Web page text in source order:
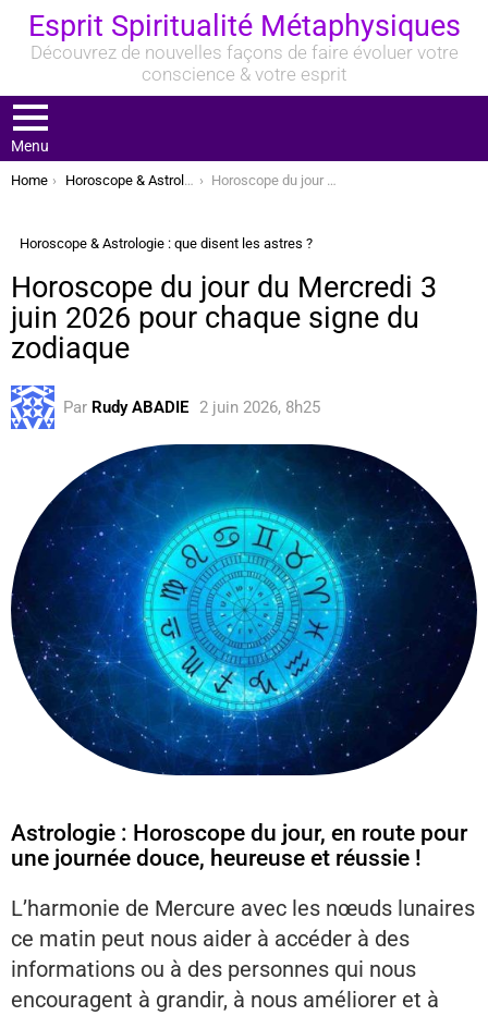
Esprit Spiritualité Métaphysiques
Découvrez de nouvelles façons de faire évoluer votre
conscience & votre esprit
Menu
You are here:
Home Horoscope & Astrologie : que disent les astres ? Horoscope du jour du Mercredi 3 juin 2026 pour chaque signe du zodiaque
Horoscope & Astrologie : que disent les astres ?
Horoscope du jour du Mercredi 3
juin 2026 pour chaque signe du
zodiaque
Par Rudy ABADIE 2 juin 2026, 8h25
Astrologie : Horoscope du jour, en route pour
une journée douce, heureuse et réussie !
L’harmonie de Mercure avec les nœuds lunaires
ce matin peut nous aider à accéder à des
informations ou à des personnes qui nous
encouragent à grandir, à nous améliorer et à